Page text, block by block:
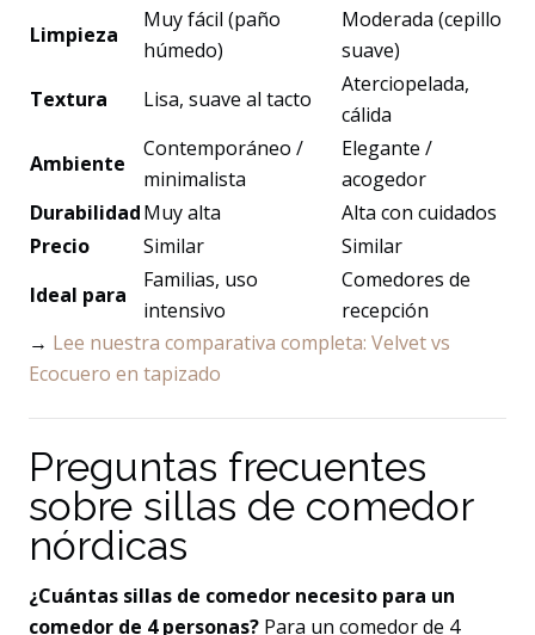
Limpieza
Muy fácil (paño
húmedo)
Moderada (cepillo
suave)
Textura
Lisa, suave al tacto
Aterciopelada,
cálida
Ambiente
Contemporáneo /
minimalista
Elegante /
acogedor
DurabilidadMuy alta
Alta con cuidados
Precio
Similar
Similar
Ideal para
Familias, uso
intensivo
Comedores de
recepción
→ Lee nuestra comparativa completa: Velvet vs
Ecocuero en tapizado
Preguntas frecuentes
sobre sillas de comedor
nórdicas
¿Cuántas sillas de comedor necesito para un
comedor de 4 personas? Para un comedor de 4